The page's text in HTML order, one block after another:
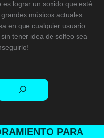
es lograr un sonido que esté
músicos actuales.
en que cualquier usuario
tener idea de solfeo sea
PARA